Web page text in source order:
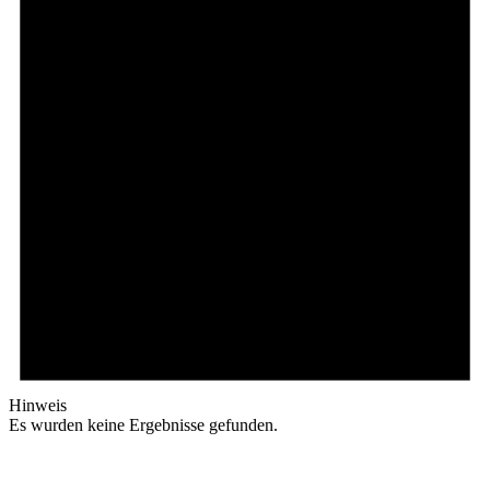
Hinweis
Es wurden keine Ergebnisse gefunden.